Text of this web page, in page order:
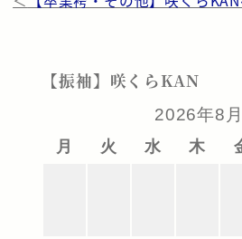
【振袖】咲くらKAN
2026年8月
月 火 水 木